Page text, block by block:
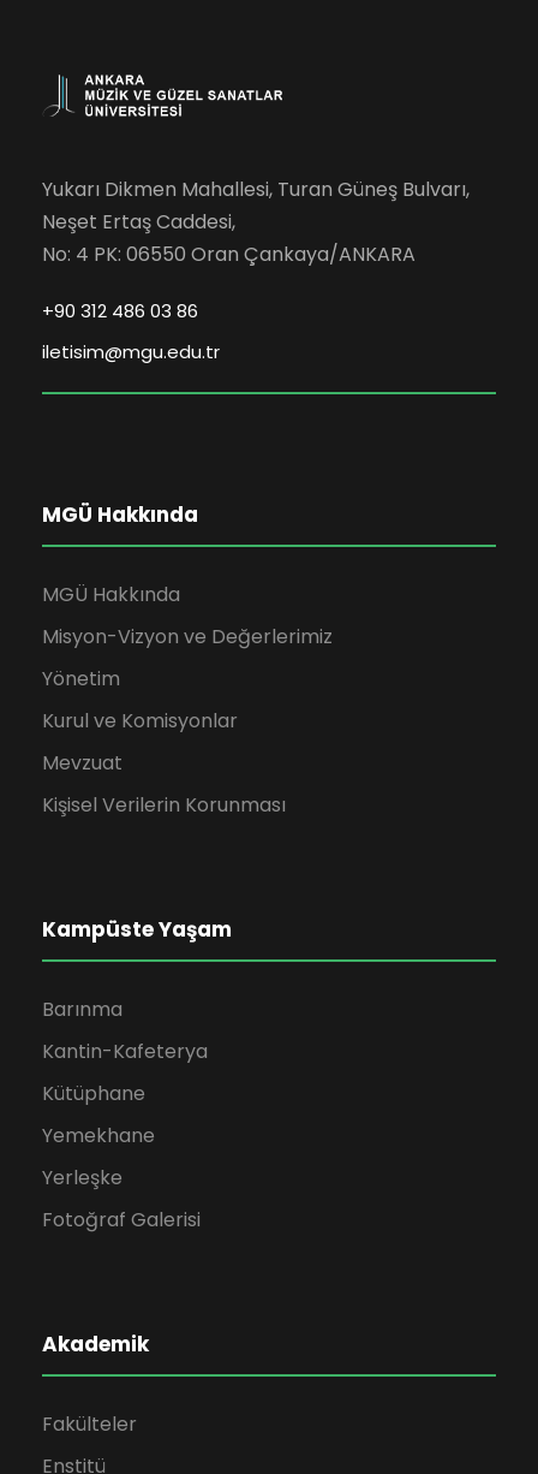
Yukarı Dikmen Mahallesi, Turan Güneş Bulvarı,
Neşet Ertaş Caddesi,
No: 4 PK: 06550 Oran Çankaya/ANKARA
+90 312 486 03 86
iletisim@mgu.edu.tr
MGÜ Hakkında
MGÜ Hakkında
Misyon-Vizyon ve Değerlerimiz
Yönetim
Kurul ve Komisyonlar
Mevzuat
Kişisel Verilerin Korunması
Kampüste Yaşam
Barınma
Kantin-Kafeterya
Kütüphane
Yemekhane
Yerleşke
Fotoğraf Galerisi
Akademik
Fakülteler
Enstitü